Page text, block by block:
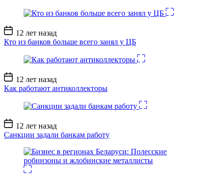
Дата
записи
12 лет назад
Кто из банков больше всего занял у ЦБ
Дата
записи
12 лет назад
Как работают антиколлекторы
Дата
записи
12 лет назад
Санкции задали банкам работу